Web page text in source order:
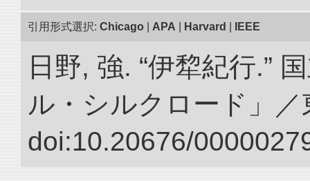
引用形式選択: Chicago APA Harvard IEEE
日野, 強. “伊犂紀行.”
ル・シルクロード」／
doi:10.20676/